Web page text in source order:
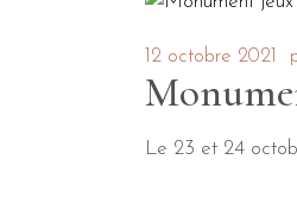
12 octobre 2021
Le 23 et 24